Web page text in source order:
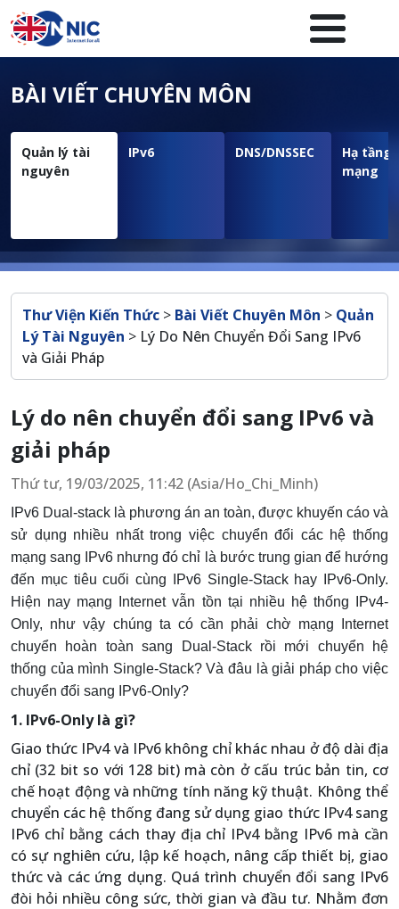
Nhảy đến nội dung
Menuheader của website
BÀI VIẾT CHUYÊN MÔN
Quản lý tài
nguyên
IPv6 DNS/DNSSEC
Hạ tầng
mạng
Breadcrumb
Thư Viện Kiến Thức > Bài Viết Chuyên Môn > Quản
Lý Tài Nguyên > Lý Do Nên Chuyển Đổi Sang IPv6
và Giải Pháp
Lý do nên chuyển đổi sang IPv6 và
giải pháp
Thứ tư, 19/03/2025, 11:42 (Asia/Ho_Chi_Minh)
IPv6 Dual-stack là phương án an toàn, được khuyến cáo và
sử dụng nhiều nhất trong việc chuyển đổi các hệ thống
mạng sang IPv6 nhưng đó chỉ là bước trung gian để hướng
đến mục tiêu cuối cùng IPv6 Single-Stack hay IPv6-Only.
Hiện nay mạng Internet vẫn tồn tại nhiều hệ thống IPv4-
Only, như vậy chúng ta có cần phải chờ mạng Internet
chuyển hoàn toàn sang Dual-Stack rồi mới chuyển hệ
thống của mình Single-Stack? Và đâu là giải pháp cho việc
chuyển đổi sang IPv6-Only?
1. IPv6-Only là gì?
Giao thức IPv4 và IPv6 không chỉ khác nhau ở độ dài địa
chỉ (32 bit so với 128 bit) mà còn ở cấu trúc bản tin, cơ
chế hoạt động và những tính năng kỹ thuật. Không thể
chuyển các hệ thống đang sử dụng giao thức IPv4 sang
IPv6 chỉ bằng cách thay địa chỉ IPv4 bằng IPv6 mà cần
có sự nghiên cứu, lập kế hoạch, nâng cấp thiết bị, giao
thức và các ứng dụng. Quá trình chuyển đổi sang IPv6
đòi hỏi nhiều công sức, thời gian và đầu tư. Nhằm đơn